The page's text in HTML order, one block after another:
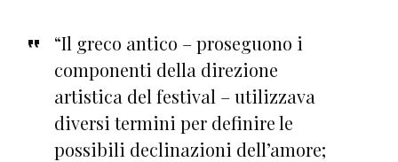
“Il greco antico – proseguono i
componenti della direzione
artistica del festival – utilizzava
diversi termini per definire le
possibili declinazioni dell’amore;